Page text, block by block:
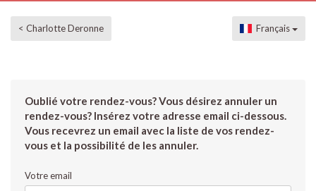
< Charlotte Deronne Français
Oublié votre rendez-vous? Vous désirez annuler un
rendez-vous? Insérez votre adresse email ci-dessous.
Vous recevrez un email avec la liste de vos rendez-
vous et la possibilité de les annuler.
Votre email